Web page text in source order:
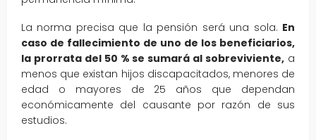
La norma precisa que la pensión será una sola. En
caso de fallecimiento de uno de los beneficiarios,
la prorrata del 50 % se sumará al sobreviviente, a
menos que existan hijos discapacitados, menores de
edad o mayores de 25 años que dependan
económicamente del causante por razón de sus
estudios.